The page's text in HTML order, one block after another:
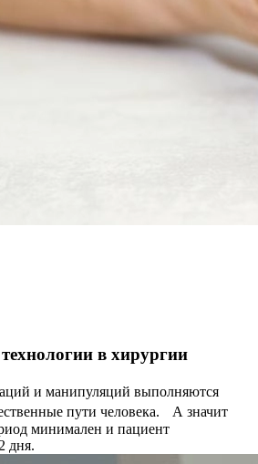
в хирургии
и манипуляций выполняются
пути человека. А значит
минимален и пациент
дня.